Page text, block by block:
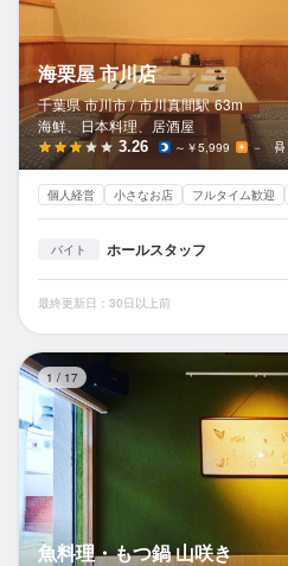
海栗屋 市川店
千葉県 市川市 / 市川真間駅 63m
海鮮、日本料理、居酒屋
3.26 ～￥5,999 －
個人経営 小さなお店 フルタイム歓迎
バイト ホールスタッフ
最終更新日：30日以上前
1 / 17
魚料理・もつ鍋 山咲き